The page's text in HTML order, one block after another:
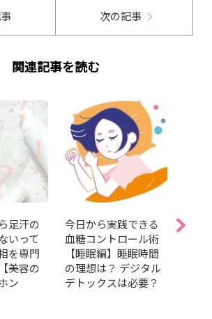
次の記事
関連記事を読む
足汗の
いって
を専門
美容の
ン
今日から実践できる
血糖コントロール術
【睡眠編】睡眠時間
の理想は？ デジタル
デトックスは必要？
中川